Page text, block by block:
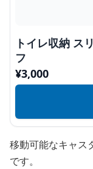
トイレ収納 ス
フ
¥3,000
移動可能なキャス
です。